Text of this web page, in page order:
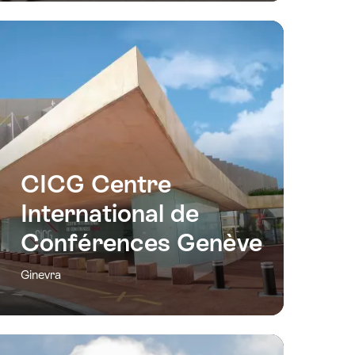
CICG Centre
International de
Conférences Genève
Ginevra